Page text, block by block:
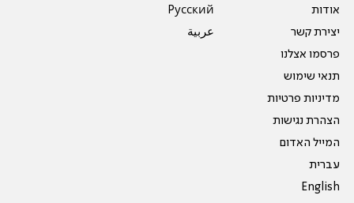
אודות
יצירת קשר
פרסמו אצלנו
תנאי שימוש
מדיניות פרטיות
הצהרת נגישות
המייל האדום
עברית
English
Pусский
عربية